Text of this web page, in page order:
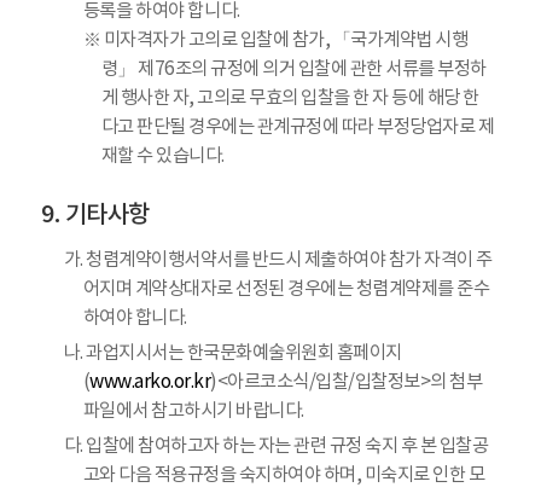
등록을 하여야 합니다.
※ 미자격자가 고의로 입찰에 참가, 「국가계약법 시행
령」 제76조의 규정에 의거 입찰에 관한 서류를 부정하
게 행사한 자, 고의로 무효의 입찰을 한 자 등에 해당 한
다고 판단될 경우에는 관계규정에 따라 부정당업자로 제
재할 수 있습니다.
기타사항
가. 청렴계약이행서약서를 반드시 제출하여야 참가 자격이 주
어지며 계약상대자로 선정된 경우에는 청렴계약제를 준수
하여야 합니다.
나. 과업지시서는 한국문화예술위원회 홈페이지
(www.arko.or.kr)<아르코소식/입찰/입찰정보>의 첨부
파일에서 참고하시기 바랍니다.
다. 입찰에 참여하고자 하는 자는 관련 규정 숙지 후 본 입찰공
고와 다음 적용규정을 숙지하여야 하며, 미숙지로 인한 모